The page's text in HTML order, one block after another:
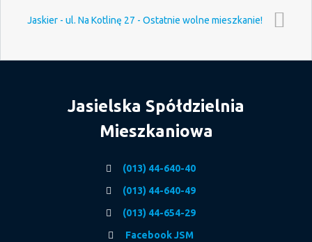
Jaskier - ul. Na Kotlinę 27 - Ostatnie wolne mieszkanie!
Jasielska Spółdzielnia
Mieszkaniowa
(013) 44-640-40
(013) 44-640-49
(013) 44-654-29
Facebook JSM